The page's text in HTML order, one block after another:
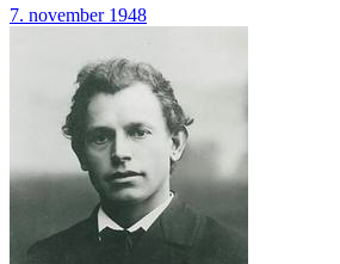
7. november 1948